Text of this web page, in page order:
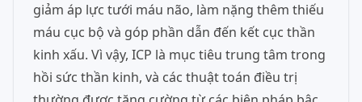
giảm áp lực tưới máu não, làm nặng thêm thiếu
máu cục bộ và góp phần dẫn đến kết cục thần
kinh xấu. Vì vậy, ICP là mục tiêu trung tâm trong
hồi sức thần kinh, và các thuật toán điều trị